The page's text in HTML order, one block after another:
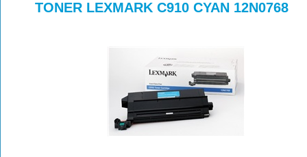
>>>
TONER LEXMARK C910 CYAN 12N0768